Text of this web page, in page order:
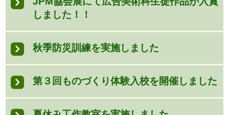
しました！！
秋季防災訓練を実施しました
第３回ものづくり体験入校を開催しました